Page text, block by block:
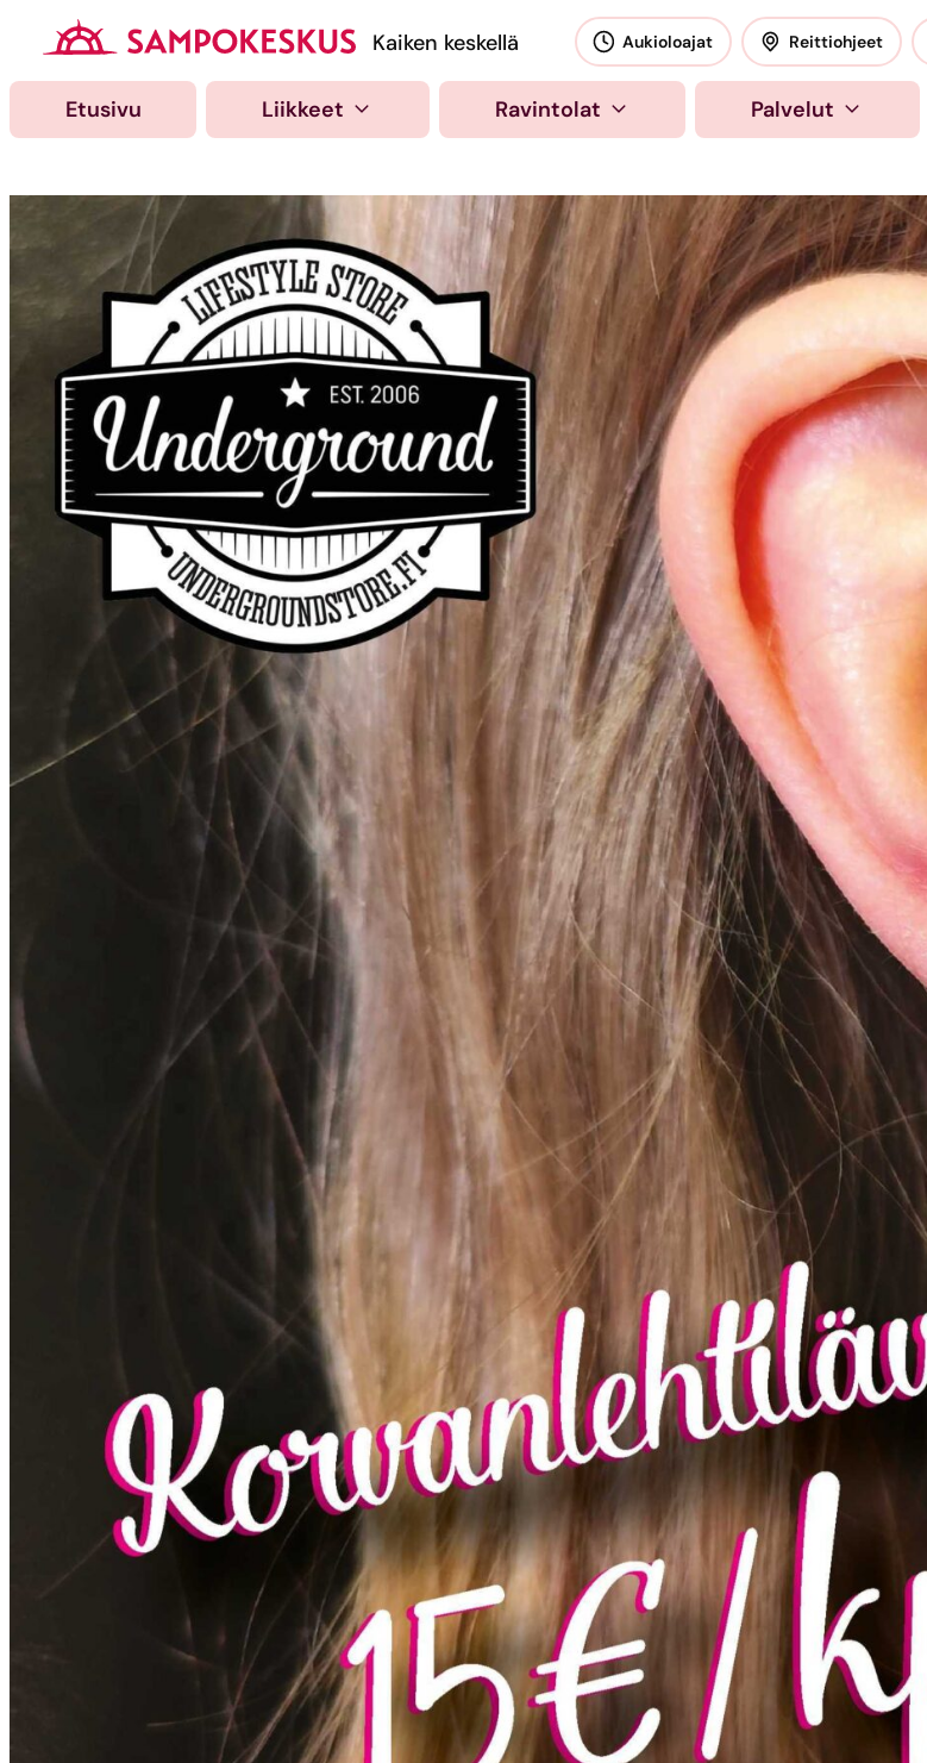
sisältöön
Kauppakeskus Sampokeskus
Kaiken keskellä
Etusivu Liikkeet Ravintolat Palvelut
Aukioloajat Reittiohjeet